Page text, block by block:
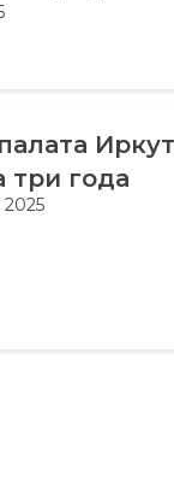
три года
2025